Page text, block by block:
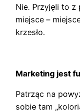
Nie. Przyjęli to z
miejsce –
krzesło.
Marketing jest
Patrząc na
sobie tam